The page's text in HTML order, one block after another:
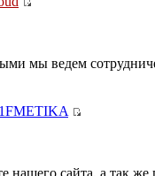
мы ведем
нашего сайта, а так